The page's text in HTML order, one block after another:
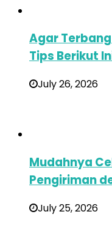
Agar
Tips Berikut
July 26, 2026
Mudahnya
Pengiriman
July 25, 2026